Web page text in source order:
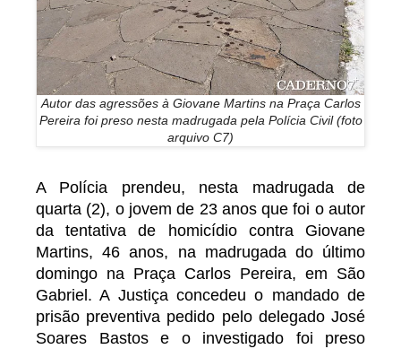
Autor das agressões à Giovane Martins na Praça Carlos
Pereira foi preso nesta madrugada pela Polícia Civil (foto
arquivo C7)
A Polícia prendeu, nesta madrugada de
quarta (2), o jovem de 23 anos que foi o autor
da tentativa de homicídio contra Giovane
Martins, 46 anos, na madrugada do último
domingo na Praça Carlos Pereira, em São
Gabriel. A Justiça concedeu o mandado de
prisão preventiva pedido pelo delegado José
Soares Bastos e o investigado foi preso